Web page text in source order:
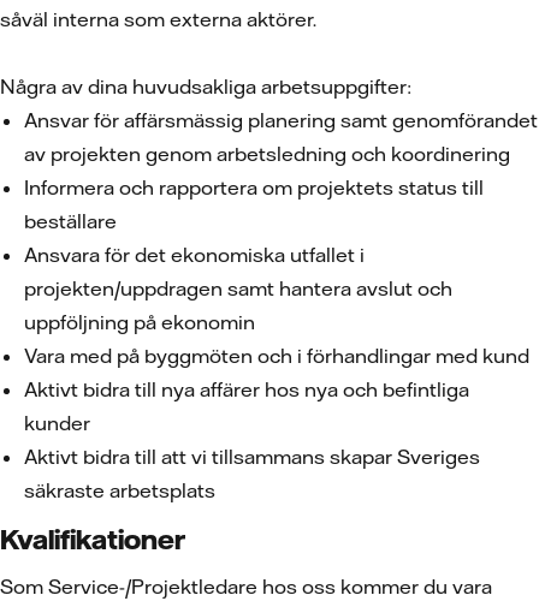
såväl interna som externa aktörer.
Några av dina huvudsakliga arbetsuppgifter:
Ansvar för affärsmässig planering samt genomförandet
av projekten genom arbetsledning och koordinering
Informera och rapportera om projektets status till
beställare
Ansvara för det ekonomiska utfallet i
projekten/uppdragen samt hantera avslut och
uppföljning på ekonomin
Vara med på byggmöten och i förhandlingar med kund
Aktivt bidra till nya affärer hos nya och befintliga
kunder
Aktivt bidra till att vi tillsammans skapar Sveriges
säkraste arbetsplats
Kvalifikationer
Som Service-/Projektledare hos oss kommer du vara